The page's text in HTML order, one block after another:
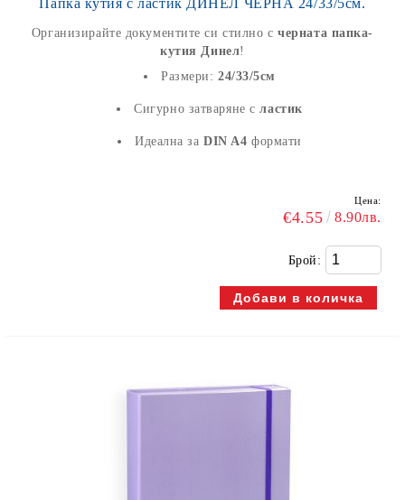
Папка кутия с ластик ДИНЕЛ ЧЕРНА 24/33/5см.
Организирайте документите си стилно счерната папка-
кутия Динел!
Размери: 24/33/5см
Сигурно затваряне сластик
Идеална заDIN A4 формати
Цена:
€4.55 8.90лв.
Брой: